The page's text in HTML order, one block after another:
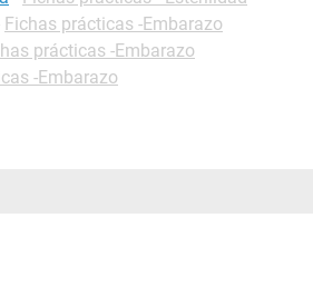
Fichas prácticas -Embarazo
prácticas -Embarazo
-Embarazo